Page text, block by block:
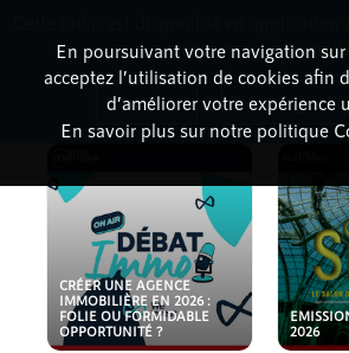
PODCASTS
CRÉER UNE AGENCE
IMMOBILIÈRE EN 2026 :
FOLIE OU FORMIDABLE
OPPORTUNITÉ ?
2026
En poursuivant votre navigation
acceptez l’utilisation de cookies afin
d’améliorer votre expérience
En savoir plus sur notre politique
dessous pour
Non merci Télécharger